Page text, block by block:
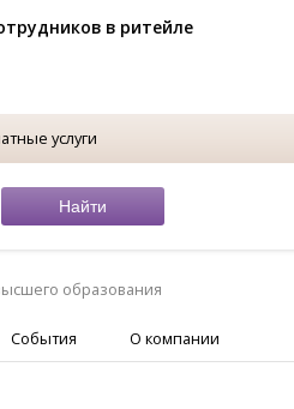
в ритейле
услуги
образования
События О компании